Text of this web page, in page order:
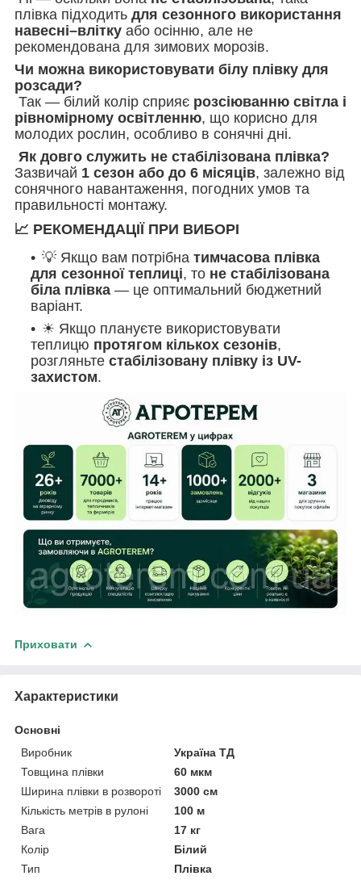
плівка підходить для сезонного використання
навесні–влітку або осінню, але не
рекомендована для зимових морозів.
Чи можна використовувати білу плівку для
розсади?
Так — білий колір сприяє розсіюванню світла і
рівномірному освітленню, що корисно для
молодих рослин, особливо в сонячні дні.
Як довго служить не стабілізована плівка?
Зазвичай 1 сезон або до 6 місяців, залежно від
сонячного навантаження, погодних умов та
правильності монтажу.
📈 РЕКОМЕНДАЦІЇ ПРИ ВИБОРІ
💡 Якщо вам потрібна тимчасова плівка
для сезонної теплиці, то не стабілізована
біла плівка — це оптимальний бюджетний
варіант.
☀ Якщо плануєте використовувати
теплицю протягом кількох сезонів,
розгляньте стабілізовану плівку із UV-
захистом.
Приховати
Характеристики
Основні
Виробник
Україна ТД
Товщина плівки
60 мкм
Ширина плівки в розвороті
3000 см
Кількість метрів в рулоні
100 м
Вага
17 кг
Колір
Білий
Тип
Плівка